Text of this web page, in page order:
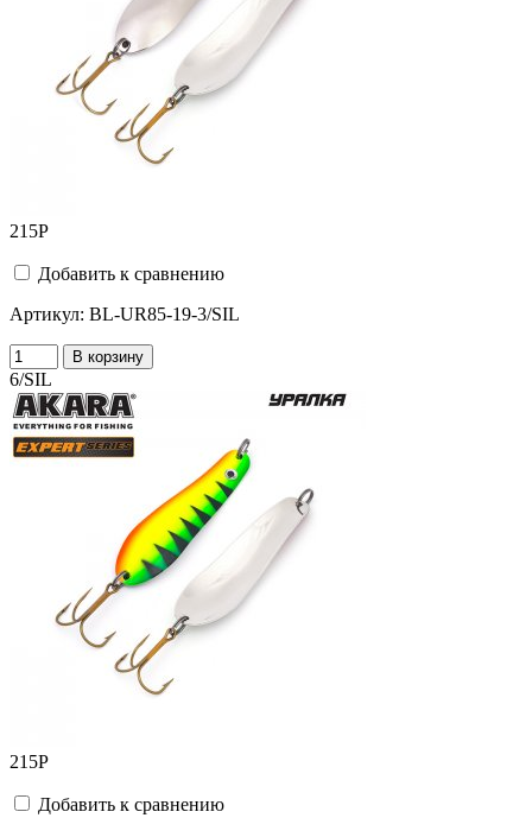
215Р
Добавить к сравнению
Артикул: BL-UR85-19-3/SIL
В корзину
6/SIL
215Р
Добавить к сравнению